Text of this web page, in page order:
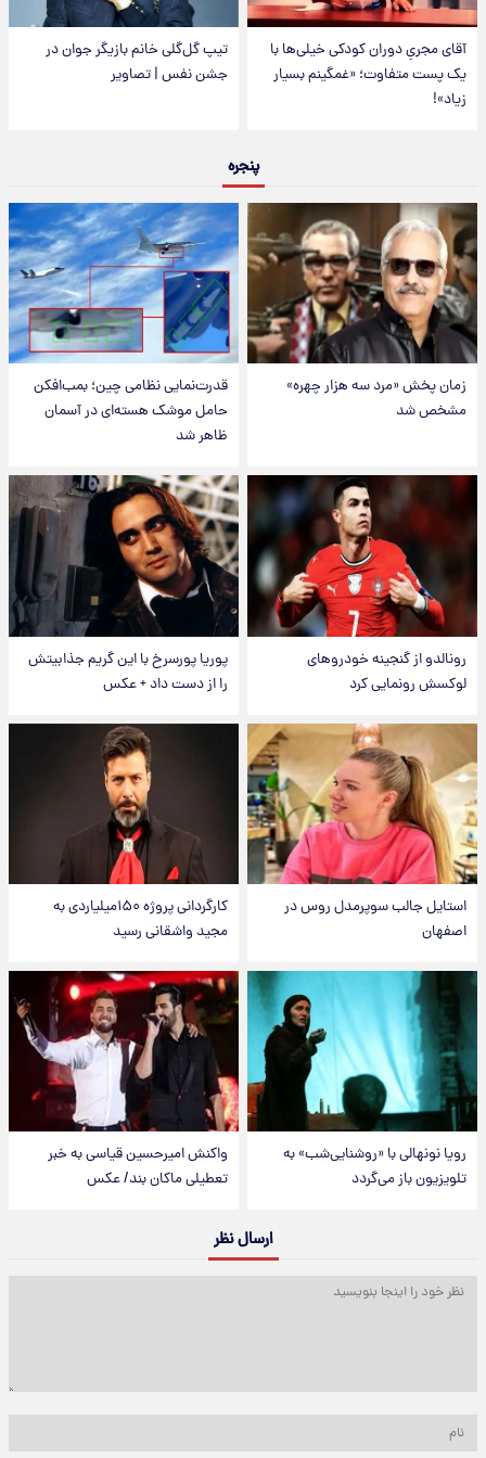
آقای مجریِ دوران کودکی خیلی‌ها با
یک پست متفاوت؛ «غمگینم بسیار
زیاد»!
تیپ گل‌گلی خانم بازیگر جوان در
جشن نفس | تصاویر
پنجره
زمان پخش «مرد سه هزار چهره»
مشخص شد
قدرت‌نمایی نظامی چین؛ بمب‌افکن
حامل موشک هسته‌ای در آسمان
ظاهر شد
رونالدو از گنجینه خودروهای
لوکسش رونمایی کرد
پوریا پورسرخ با این گریم جذابیتش
را از دست داد + عکس
استایل جالب سوپرمدل روس در
اصفهان
کارگردانی پروژه ۱۵۰میلیاردی به
مجید واشقانی رسید
رویا نونهالی با «روشنایی‌شب» به
تلویزیون باز می‌گردد
واکنش امیرحسین قیاسی به خبر
تعطیلی ماکان بند/ عکس
ارسال نظر